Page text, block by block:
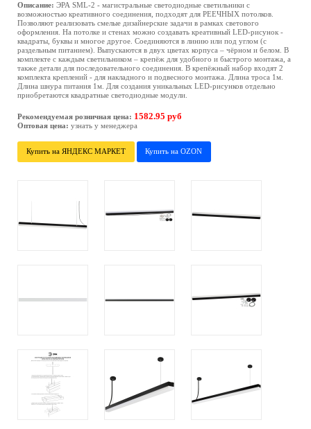
Описание: ЭРА SML-2 - магистральные светодиодные светильники с
возможностью креативного соединения, подходят для РЕЕЧНЫХ потолков.
Позволяют реализовать смелые дизайнерские задачи в рамках светового
оформления. На потолке и стенах можно создавать креативный LED-рисунок -
квадраты, буквы и многое другое. Соединяются в линию или под углом (с
раздельным питанием). Выпускаются в двух цветах корпуса – чёрном и белом. В
комплекте с каждым светильником – крепёж для удобного и быстрого монтажа, а
также детали для последовательного соединения. В крепёжный набор входят 2
комплекта креплений - для накладного и подвесного монтажа. Длина троса 1м.
Длина шнура питания 1м. Для создания уникальных LED-рисунков отдельно
приобретаются квадратные светодиодные модули.
Рекомендуемая розничная цена: 1582.95 руб
Оптовая цена: узнать у менеджера
Купить на ЯНДЕКС МАРКЕТ Купить на OZON